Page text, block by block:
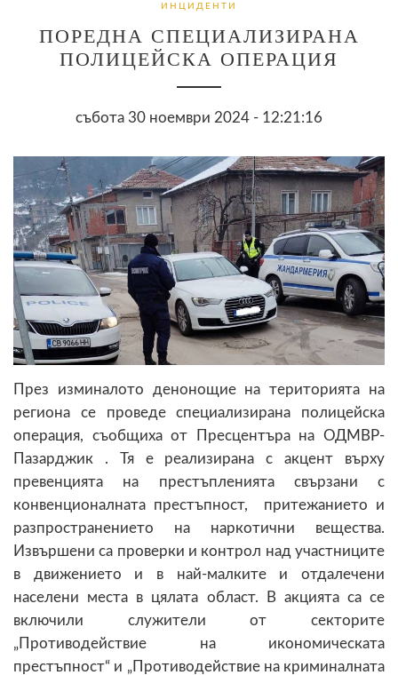
ИНЦИДЕНТИ
ПОРЕДНА СПЕЦИАЛИЗИРАНА
ПОЛИЦЕЙСКА ОПЕРАЦИЯ
събота 30 ноември 2024 - 12:21:16
През изминалото денонощие на територията на
региона се проведе специализирана полицейска
операция, съобщиха от Пресцентъра на ОДМВР-
Пазарджик . Тя е реализирана с акцент върху
превенцията на престъпленията свързани с
конвенционалната престъпност, притежанието и
разпространението на наркотични вещества.
Извършени са проверки и контрол над участниците
в движението и в най-малките и отдалечени
населени места в цялата област. В акцията са се
включили служители от секторите
„Противодействие на икономическата
престъпност“ и „Противодействие на криминалната